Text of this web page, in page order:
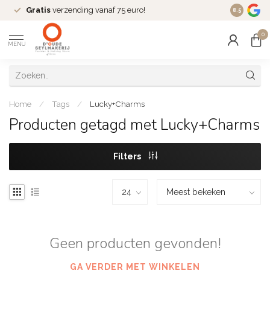
Gratis verzending vanaf 75 euro! Dé
8.5
MENU
0
Home / Tags / Lucky+Charms
Producten getagd met Lucky+Charms
Filters
Geen producten gevonden!
GA VERDER MET WINKELEN